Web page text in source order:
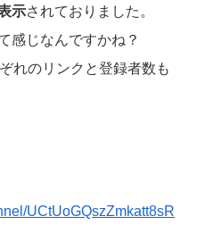
示されておりました。
感じなんですかね？
れのリンクと登録者数も
UCtUoGQszZmkatt8sR